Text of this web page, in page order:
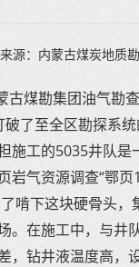
来源： 内蒙古煤炭地质
古煤勘集团油气勘
了至全区勘探系
施工的5035井队
岩气资源调查“鄂
啃下这块硬骨头
。在施工中，与井
，钻井液温度高，